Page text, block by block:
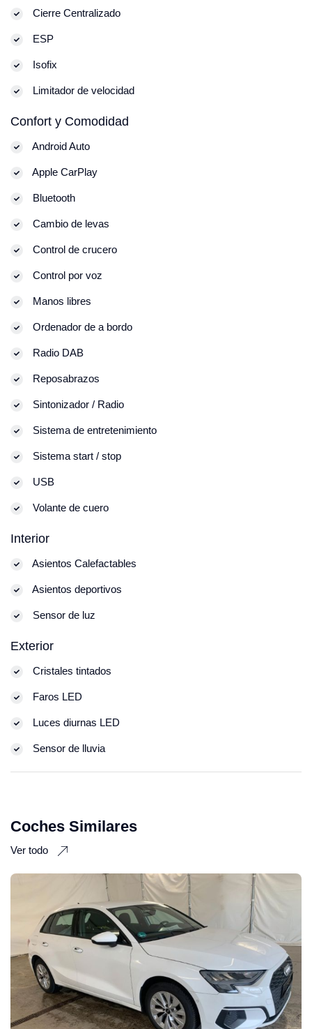
Cierre Centralizado
ESP
Isofix
Limitador de velocidad
Confort y Comodidad
Android Auto
Apple CarPlay
Bluetooth
Cambio de levas
Control de crucero
Control por voz
Manos libres
Ordenador de a bordo
Radio DAB
Reposabrazos
Sintonizador / Radio
Sistema de entretenimiento
Sistema start / stop
USB
Volante de cuero
Interior
Asientos Calefactables
Asientos deportivos
Sensor de luz
Exterior
Cristales tintados
Faros LED
Luces diurnas LED
Sensor de lluvia
Coches Similares
Ver todo